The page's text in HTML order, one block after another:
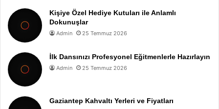
Kişiye Özel Hediye Kutuları ile Anlamlı
Dokunuşlar
Admin 25 Temmuz 2026
İlk Dansınızı Profesyonel Eğitmenlerle Hazırlayın
Admin 25 Temmuz 2026
Gaziantep Kahvaltı Yerleri ve Fiyatları